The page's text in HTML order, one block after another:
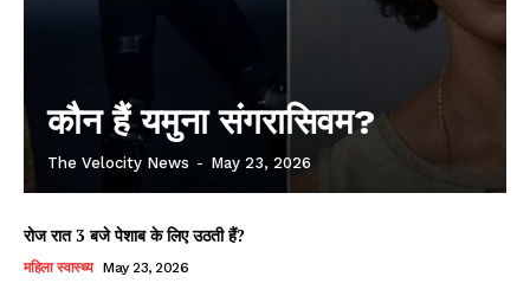
कौन हैं यमुना संगरासिवम?
The Velocity News - May 23, 2026
रोज रात 3 बजे पेशाब के लिए उठती हैं?
महिला स्वास्थ्य May 23, 2026